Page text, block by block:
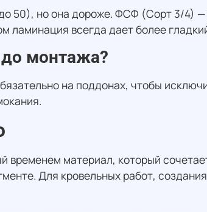
50), но она дороже. ФСФ (Сорт 3/4)
ламинация всегда дает более
монтажа?
на поддонах, чтобы
материал, который
Для кровельных работ,